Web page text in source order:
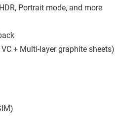
Portrait mode, and more
+ Multi-layer graphite sheets)